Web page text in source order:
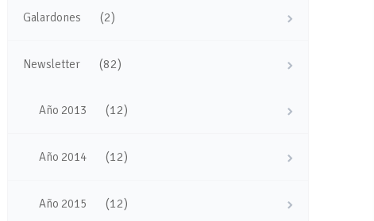
Galardones (2)
Newsletter (82)
Año 2013 (12)
Año 2014 (12)
Año 2015 (12)